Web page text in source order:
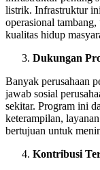
listrik. Infrastruktur
operasional
kualitas hidup
Dukungan
Banyak perusahaan
jawab sosial
sekitar. Program ini
keterampilan,
bertujuan untuk
Kontribusi